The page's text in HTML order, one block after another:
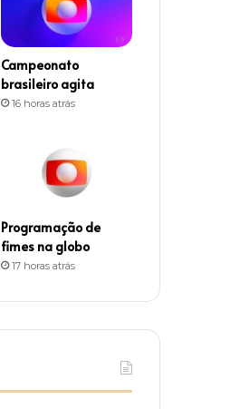
r
a
Campeonato
brasileiro agita
16 horas atrás
Programação de
fimes na globo
17 horas atrás